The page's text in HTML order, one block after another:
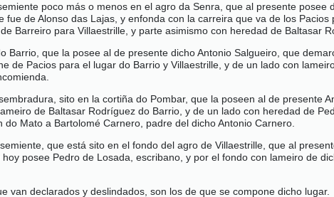
poco más o menos en el agro da Senra, que al presente
de Alonso das Lajas, y enfonda con la carreira que va de los
Barreiro para Villaestrille, y parte asimismo con heredad de Baltasar
Barrio, que la posee al de presente dicho Antonio Salgueiro, que
de Pacios para el lugar do Barrio y Villaestrille, y de un lado con
sito en la cortiña do Pombar, que la poseen al de presente
de Baltasar Rodríguez do Barrio, y de un lado con heredad de
Mato a Bartolomé Carnero, padre del dicho Antonio Carnero.
que está sito en el fondo del agro de Villaestrille, que al
posee Pedro de Losada, escribano, y por el fondo con lameiro de
van declarados y deslindados, son los de que se compone dicho lugar.